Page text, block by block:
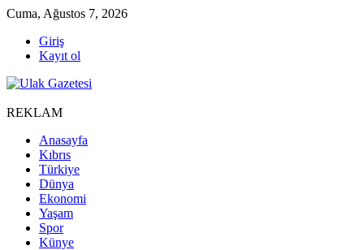
Cuma, Ağustos 7, 2026
Giriş
Kayıt ol
REKLAM
Anasayfa
Kıbrıs
Türkiye
Dünya
Ekonomi
Yaşam
Spor
Künye